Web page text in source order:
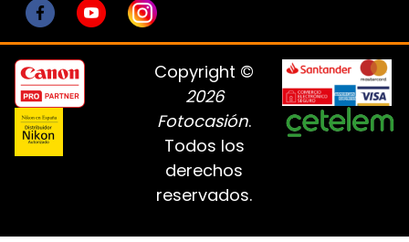
Copyright ©
2026
Fotocasión.
Todos los
derechos
reservados.